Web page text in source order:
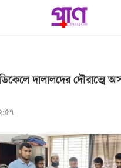
দালালদের দৌরাত্মে